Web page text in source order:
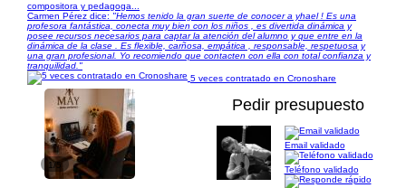
compositora y pedagoga...
Carmen Pérez dice: "Hemos tenido la gran suerte de conocer a yhael ! Es una
profesora fantástica, conecta muy bien con los niños , es divertida dinámica y
posee recursos necesarios para captar la atención del alumno y que entre en la
dinámica de la clase . Es flexible, carñosa, empática , responsable, respetuosa y
una gran profesional. Yo recomiendo que contacten con ella con total confianza y
tranquilidad."
5 veces contratado en Cronoshare
1/5
Pedir presupuesto
Email validado
Teléfono validado